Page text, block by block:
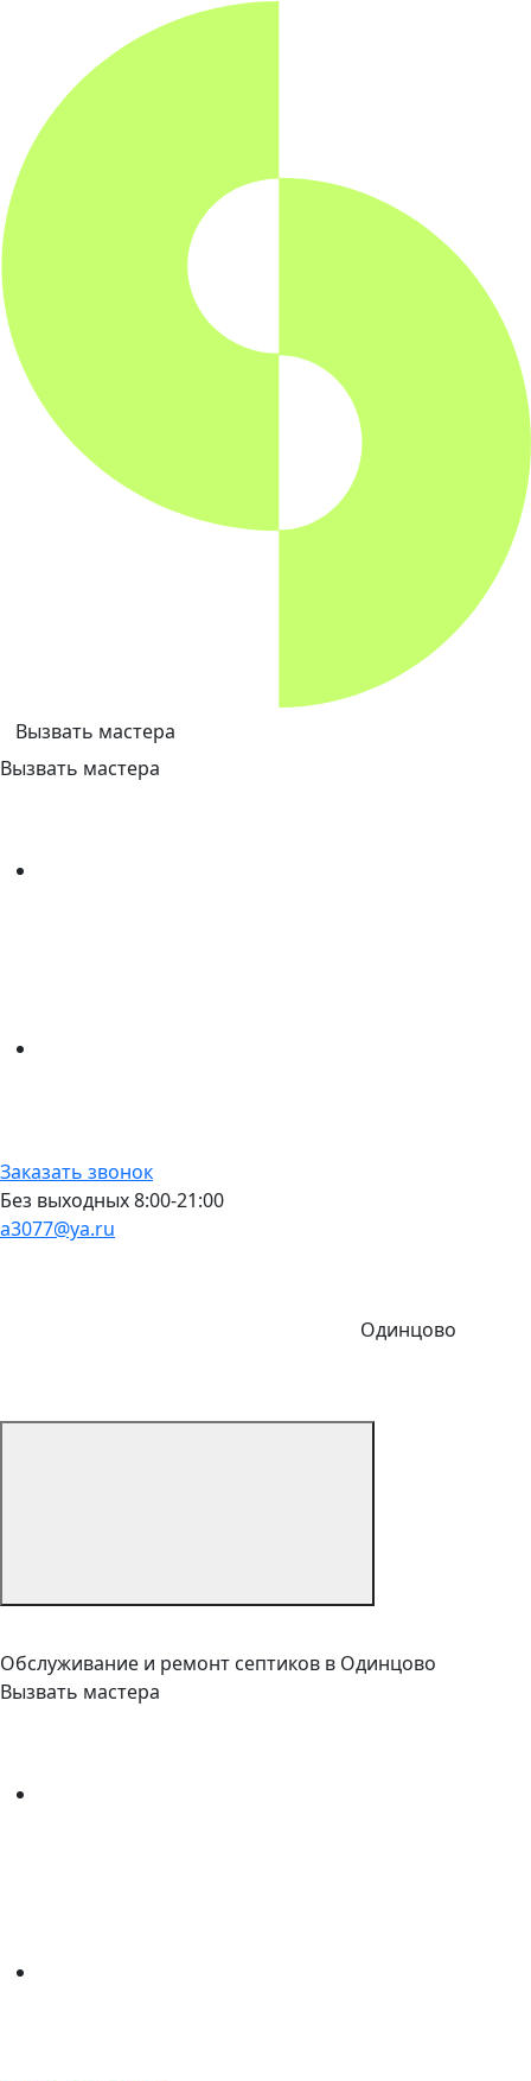
Вызвать мастера
Вызвать мастера
Заказать звонок
Без выходных 8:00-21:00
a3077@ya.ru
Одинцово
Обслуживание и ремонт септиков в Одинцово
Вызвать мастера